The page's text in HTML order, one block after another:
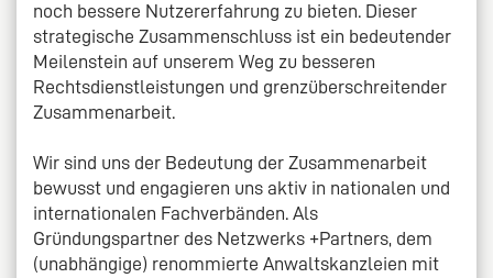
noch bessere Nutzererfahrung zu bieten. Dieser
strategische Zusammenschluss ist ein bedeutender
Meilenstein auf unserem Weg zu besseren
Rechtsdienstleistungen und grenzüberschreitender
Zusammenarbeit.
Wir sind uns der Bedeutung der Zusammenarbeit
bewusst und engagieren uns aktiv in nationalen und
internationalen Fachverbänden. Als
Gründungspartner des Netzwerks +Partners, dem
(unabhängige) renommierte Anwaltskanzleien mit